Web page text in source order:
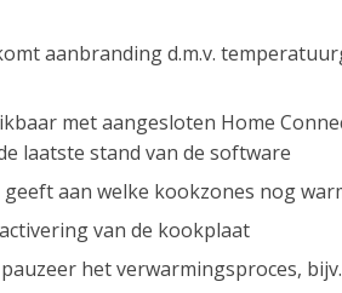
aanbranding d.m.v.
met aangesloten Home
laatste stand van de software
aan welke kookzones nog
van de kookplaat
het verwarmingsproces,